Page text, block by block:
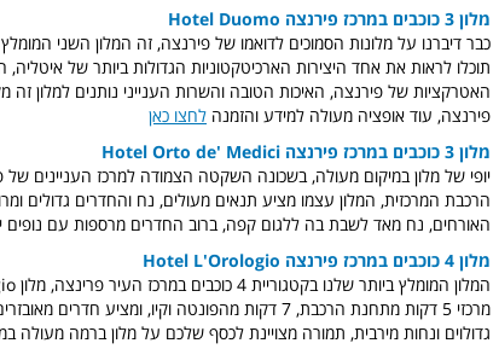
מלון 3 כוכבים במרכז פירנצה
Hotel Duomo
כבר דיברנו על מלונות הסמוכים לדואמו של פירנצה, זה המלון השני
האטרקציות של פירנצה, האיכות הטובה והשרות הענייני נותנים למלון
פירנצה, עוד אופציה מעולה למידע והזמנה לחצו כאן
מלון 3 כוכבים במרכז פירנצה
Hotel Orto de' Medici
הרכבת המרכזית, המלון עצמו מציע תנאים מעולים, נח והחדרים גדולים
האורחים, נח מאד לשבת בה ללגום קפה, ברוב החדרים מרספות עם נופים
מלון 4 כוכבים במרכז פירנצה
Hotel L'Orologio
המלון המומלץ ביותר שלנו בקטגוריית 4 כוכבים במרכז העיר פרינצה, מלון
מרכזי 5 דקות מתחנת הרכבת, 7 דקות מהפונטה וקיו,
גדולוים ונחות מירבית, תמורה מצויינת לכסף שלכם על מלון ברמה מעולה